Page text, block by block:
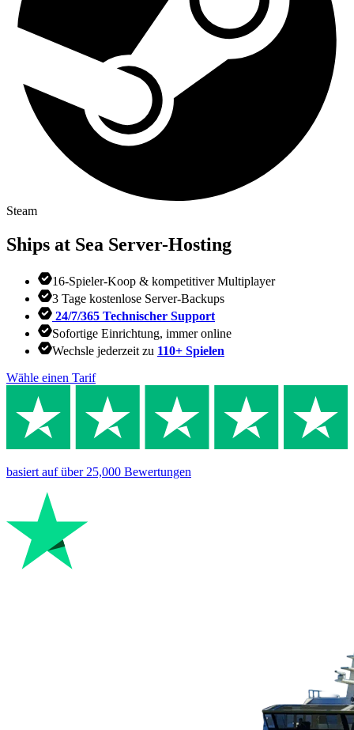
Steam
Ships at Sea Server-Hosting
16-Spieler-Koop & kompetitiver Multiplayer
3 Tage kostenlose Server-Backups
24/7/365 Technischer Support
Sofortige Einrichtung, immer online
Wechsle jederzeit zu 110+ Spielen
Wähle einen Tarif
basiert aufüber 25,000 Bewertungen